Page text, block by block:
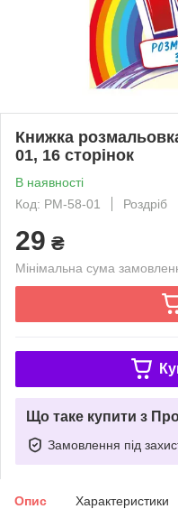
Книжка
01, 16 сторінок
В наявності
Код: РМ-58-01
Роздріб
29 ₴
Мінімальна сума
Що таке купити з
Замовлення під
Опис Характеристики